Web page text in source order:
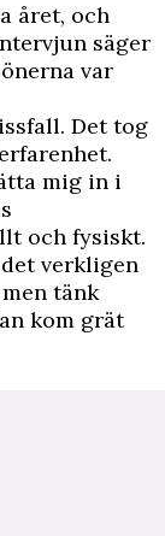
året, och
säger
var
Det tog
mig in i
och fysiskt.
verkligen
tänk
kom grät